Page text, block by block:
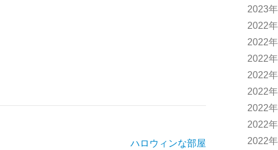
ハロウィンな部屋
2023
2022
2022
2022
2022
2022
2022
2022
2022